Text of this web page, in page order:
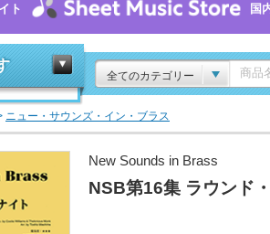
ト 国
全てのカテゴリー
ニュー・サウンズ・イン・ブラス
New Sounds in Brass
NSB第16集 ラウンド